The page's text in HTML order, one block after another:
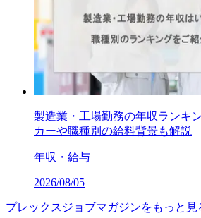
製造業・工場勤務の年収ランキ
カーや職種別の給料背景も解説
年収・給与
2026/08/05
プレックスジョブマガジンをもっと見